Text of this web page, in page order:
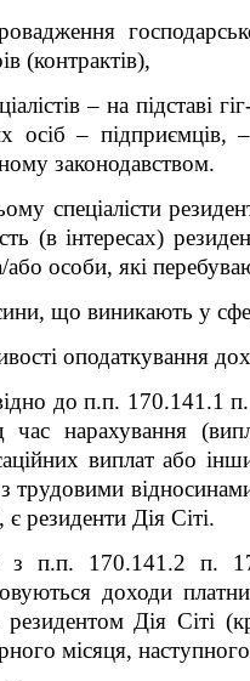
(контрактів),
– на
осіб – підприємців,
законодавством.
спеціалісти
(в інтересах)
або особи, які
що виникають у
оподаткування
до п.п. 170.141 .1
час нарахування
виплат або
з трудовими
резиденти Дія Сіті.
з п.п. 170.141 .2 п.
доходи
резидентом Дія Сіті
місяця,